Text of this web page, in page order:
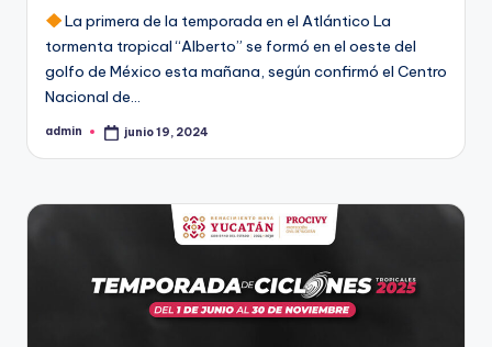
La primera de la temporada en el Atlántico La
tormenta tropical “Alberto” se formó en el oeste del
golfo de México esta mañana, según confirmó el Centro
Nacional de…
Publicado
admin junio 19, 2024